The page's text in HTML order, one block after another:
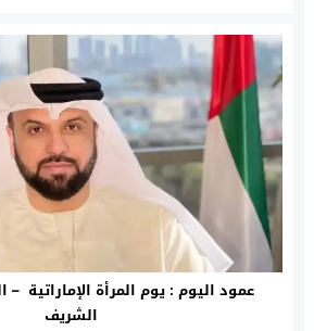
عمود اليوم : يوم المرأة
الشريف